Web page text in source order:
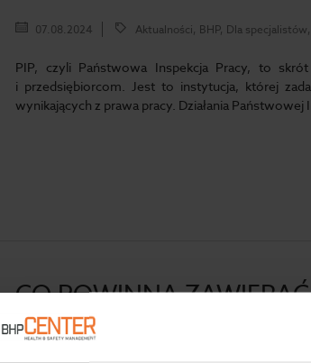
07.08.2024 Aktualności, BHP, Dla
PIP, czyli Państwowa Inspekcja Pracy, to
i przedsiębiorcom. Jest to instytucja, której
wynikających z prawa pracy. Działania Państwowej
CO POWINNA
BEZPIECZEŃSTWA